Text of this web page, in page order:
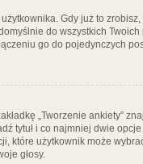
Gdy już to
do wszystkich
go do pojedynczych
„Tworzenie ankiety”
tytuł i co najmniej dwie
które użytkownik może
głosy.